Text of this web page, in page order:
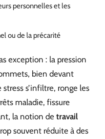
personnelles et les
ou de la précarité
exception : la pression
bien devant
s’infiltre, ronge les
maladie, fissure
la notion detravail
souvent réduite à des